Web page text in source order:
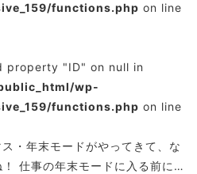
functions.php on line
property "ID" on null in
wp-
functions.php on line
・年末モードがやってきて、な
仕事の年末モードに入る前に…